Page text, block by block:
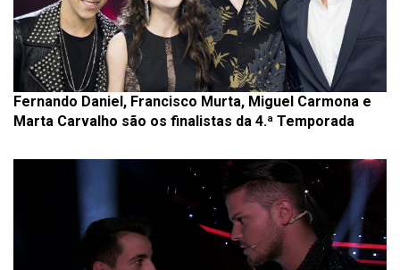
Fernando Daniel, Francisco Murta, Miguel Carmona e
Marta Carvalho são os finalistas da 4.ª Temporada